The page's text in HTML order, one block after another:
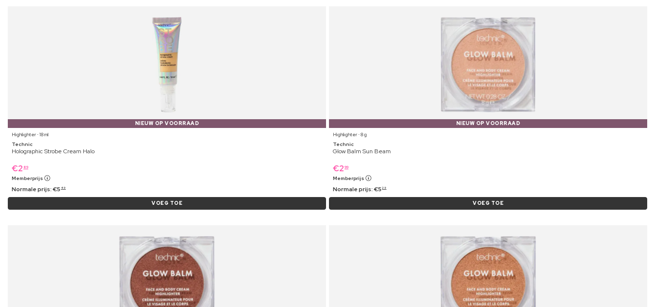
NIEUW OP VOORRAAD
Highlighter ⋅ 18 ml
Technic
Holographic Strobe Cream Halo
€2 89
Memberprijs
Normale prijs:€5 49
VOEG TOE
NIEUW OP VOORRAAD
Highlighter ⋅ 8 g
Technic
Glow Balm Sun Beam
€2 99
Memberprijs
Normale prijs:€5 29
VOEG TOE